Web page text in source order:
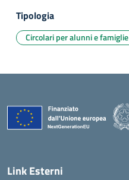
Tipologia
Circolari per alunni e famiglie
Link Esterni